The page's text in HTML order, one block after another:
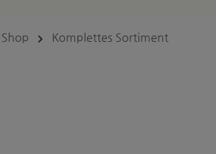
Shop Komplettes Sortiment